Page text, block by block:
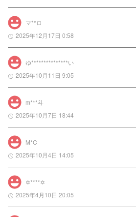
マ**ロ
2025年12月17日 0:58
ゆ***************い
2025年10月11日 9:05
m***斗
2025年10月7日 18:44
M*C
2025年10月4日 14:05
✡****✡
2025年4月10日 20:05